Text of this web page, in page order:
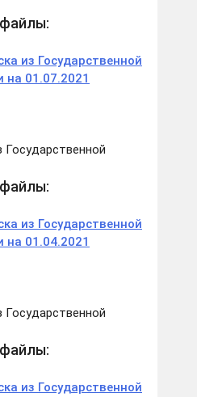
из Государственной
на 01.07.2021
из Государственной
на 01.04.2021
из Государственной